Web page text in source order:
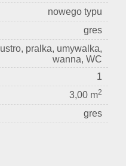
nowego typu
gres
lustro, pralka, umywalka,
wanna, WC
1
3,00 m2
gres